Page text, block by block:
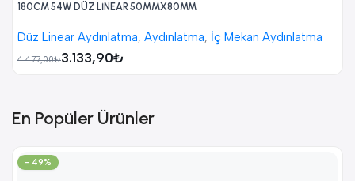
180CM 54W DÜZ LİNEAR 50MMX80MM
Düz Linear Aydınlatma, Aydınlatma, İç Mekan Aydınlatma
4.477,00₺3.133,90₺
En Popüler Ürünler
- 49%